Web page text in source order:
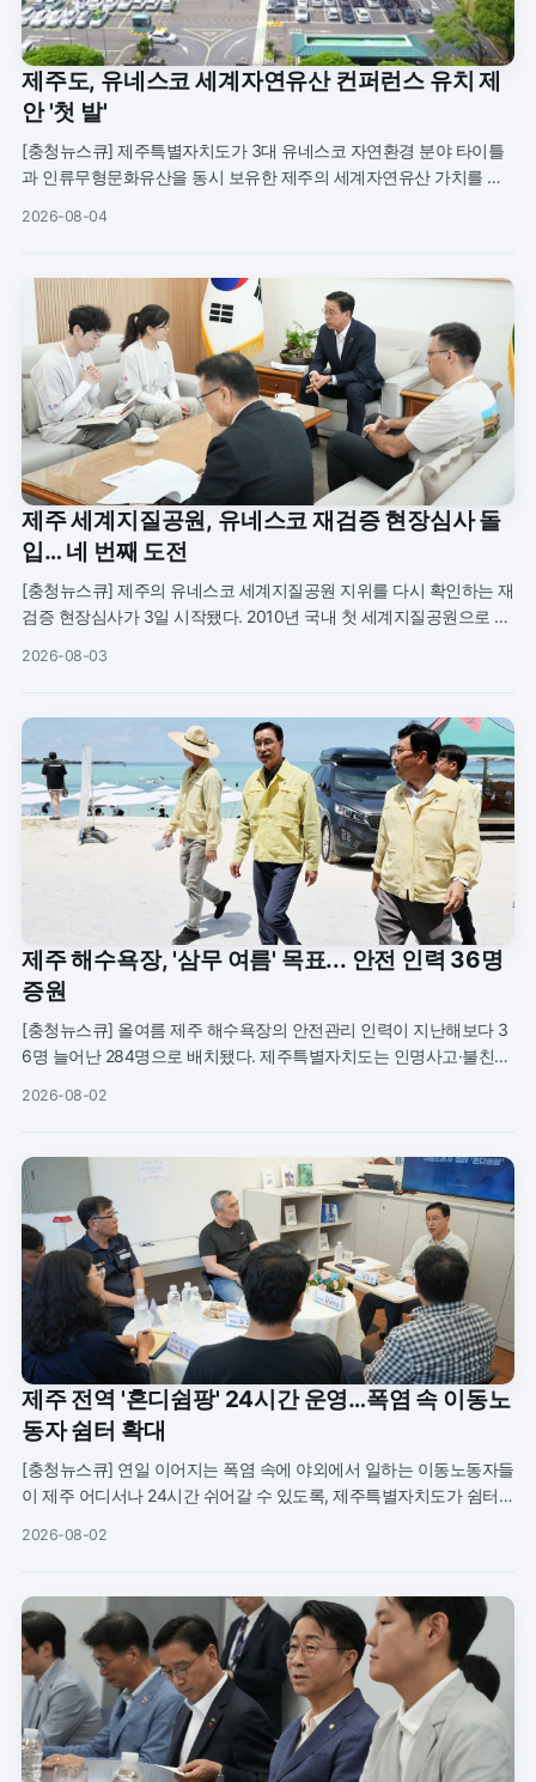
제주도, 유네스코 세계자연유산 컨퍼런스 유치 제
안 '첫 발'
[충청뉴스큐] 제주특별자치도가 3대 유네스코 자연환경 분야 타이틀
과 인류무형문화유산을 동시 보유한 제주의 세계자연유산 가치를 전
2026-08-04
제주 세계지질공원, 유네스코 재검증 현장심사 돌
입… 네 번째 도전
[충청뉴스큐] 제주의 유네스코 세계지질공원 지위를 다시 확인하는 재
검증 현장심사가 3일 시작됐다. 2010년 국내 첫 세계지질공원으로 지
2026-08-03
제주 해수욕장, '삼무 여름' 목표... 안전 인력 36명
증원
[충청뉴스큐] 올여름 제주 해수욕장의 안전관리 인력이 지난해보다 3
6명 늘어난 284명으로 배치됐다. 제주특별자치도는 인명사고·불친절·
2026-08-02
제주 전역 '혼디쉼팡' 24시간 운영…폭염 속 이동노
동자 쉼터 확대
[충청뉴스큐] 연일 이어지는 폭염 속에 야외에서 일하는 이동노동자들
이 제주 어디서나 24시간 쉬어갈 수 있도록, 제주특별자치도가 쉼터
2026-08-02